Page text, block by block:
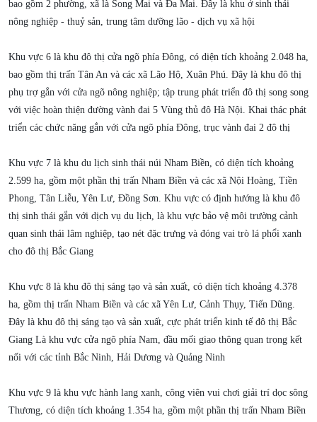
bao gồm 2 phường, xã là Song Mai và Đa Mai. Đây là khu ở sinh thái
nông nghiệp - thuỷ sản, trung tâm dưỡng lão - dịch vụ xã hội
Khu vực 6 là khu đô thị cửa ngõ phía Đông, có diện tích khoảng 2.048 ha,
bao gồm thị trấn Tân An và các xã Lão Hộ, Xuân Phú. Đây là khu đô thị
phụ trợ gắn với cửa ngõ nông nghiệp; tập trung phát triển đô thị song song
với việc hoàn thiện đường vành đai 5 Vùng thủ đô Hà Nội. Khai thác phát
triển các chức năng gắn với cửa ngõ phía Đông, trục vành đai 2 đô thị
Khu vực 7 là khu du lịch sinh thái núi Nham Biền, có diện tích khoảng
2.599 ha, gồm một phần thị trấn Nham Biền và các xã Nội Hoàng, Tiền
Phong, Tân Liễu, Yên Lư, Đồng Sơn. Khu vực có định hướng là khu đô
thị sinh thái gắn với dịch vụ du lịch, là khu vực bảo vệ môi trường cảnh
quan sinh thái lâm nghiệp, tạo nét đặc trưng và đóng vai trò lá phổi xanh
cho đô thị Bắc Giang
Khu vực 8 là khu đô thị sáng tạo và sản xuất, có diện tích khoảng 4.378
ha, gồm thị trấn Nham Biền và các xã Yên Lư, Cảnh Thụy, Tiến Dũng.
Đây là khu đô thị sáng tạo và sản xuất, cực phát triển kinh tế đô thị Bắc
Giang Là khu vực cửa ngõ phía Nam, đầu mối giao thông quan trọng kết
nối với các tỉnh Bắc Ninh, Hải Dương và Quảng Ninh
Khu vực 9 là khu vực hành lang xanh, công viên vui chơi giải trí dọc sông
Thương, có diện tích khoảng 1.354 ha, gồm một phần thị trấn Nham Biền